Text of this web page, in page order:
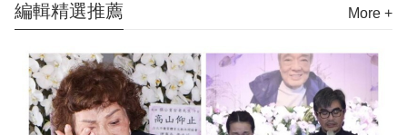
編輯精選推薦 More +